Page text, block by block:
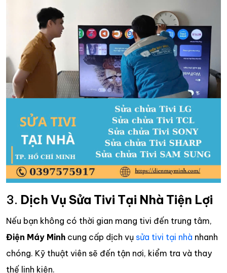
3. Dịch Vụ Sửa Tivi Tại Nhà Tiện Lợi
Nếu bạn không có thời gian mang tivi đến trung tâm,
Điện Máy Minh cung cấp dịch vụ sửa tivi tại nhà nhanh
chóng. Kỹ thuật viên sẽ đến tận nơi, kiểm tra và thay
thế linh kiện.